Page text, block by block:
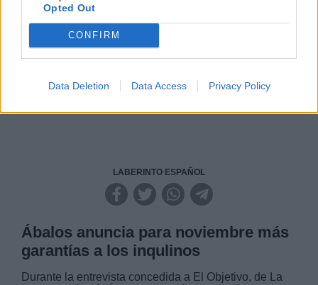
Opted Out
CONFIRM
Data Deletion Data Access Privacy Policy
NOTICIAS MAS VISTAS
LABERINTO ESPAÑOL
Ábalos anuncia para noviembre más
garantías a los inqulinos
Durante la entrevista concedida a El Objetivo, de La